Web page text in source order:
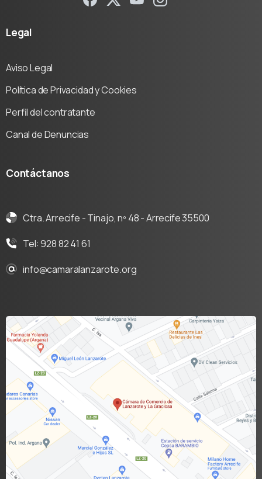
Legal
Aviso Legal
Política de Privacidad y Cookies
Perfil del contratante
Canal de Denuncias
Contáctanos
Ctra. Arrecife - Tinajo, nº 48 - Arrecife 35500
Tel: 928 82 41 61
info@camaralanzarote.org